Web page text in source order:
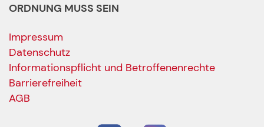
ORDNUNG MUSS SEIN
Impressum
Datenschutz
Informationspflicht und Betroffenenrechte
Barrierefreiheit
AGB